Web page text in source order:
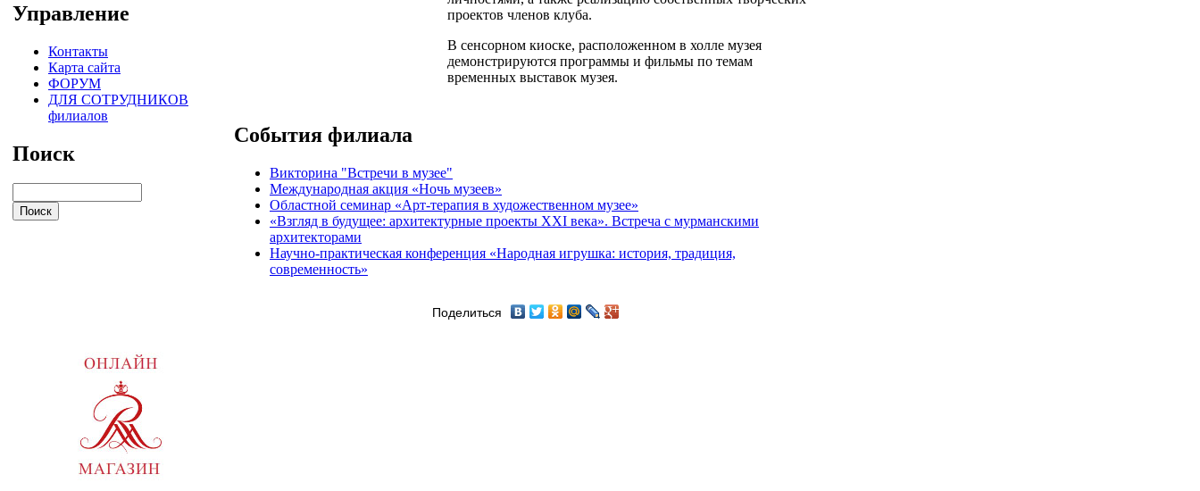
Управление
Контакты
Карта сайта
ФОРУМ
ДЛЯ СОТРУДНИКОВ
филиалов
Поиск
проектов членов клуба.
В сенсорном киоске, расположенном в холле музея
демонстрируются программы и фильмы по темам
временных выставок музея.
События филиала
Викторина "Встречи в музее"
Международная акция «Ночь музеев»
Областной семинар «Арт-терапия в художественном музее»
«Взгляд в будущее: архитектурные проекты XXI века». Встреча с мурманскими
архитекторами
Научно-практическая конференция «Народная игрушка: история, традиция,
современность»
Поделиться